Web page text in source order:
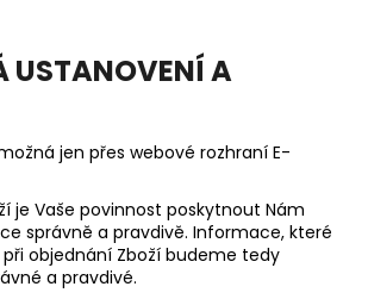
USTANOVENÍ A
jen přes webové rozhraní E-
je Vaše povinnost poskytnout Nám
správně a pravdivě. Informace, které
objednání Zboží budeme tedy
a pravdivé.